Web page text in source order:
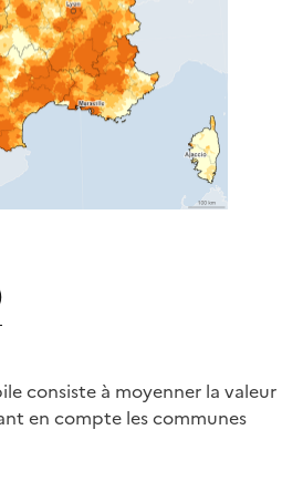
consiste à moyenner la valeur
en compte les communes